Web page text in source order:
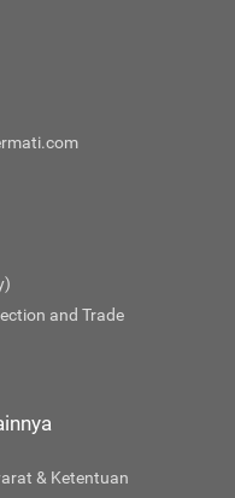
and Trade
& Ketentuan